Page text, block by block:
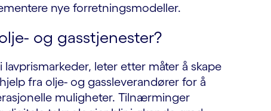
nye forretningsmodeller.
og gasstjenester?
leter etter måter å skape
fra olje- og gassleverandører for å
muligheter. Tilnærminger